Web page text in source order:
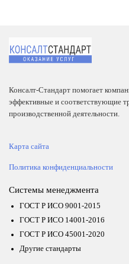
Консалт-Стандарт помогает
эффективные и соответствующие
производственной деятельности.
Карта сайта
Политика конфиденциальности
Системы менеджмента
ГОСТ Р ИСО 9001-2015
ГОСТ Р ИСО 14001-2016
ГОСТ Р ИСО 45001-2020
Другие стандарты